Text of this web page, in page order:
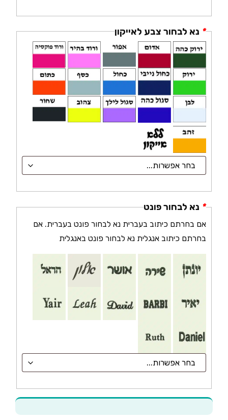
נא לבחור צבע לאייקון *
נא לבחור פונט *
אם בחרתם כיתוב בעברית נא לבחור פונט בעברית. אם
בחרתם כיתוב אנגלית נא לבחור פונט באנגלית